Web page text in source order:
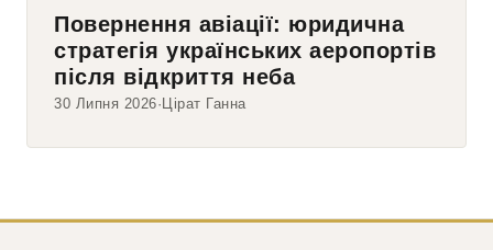
Повернення авіації: юридична
стратегія українських аеропортів
після відкриття неба
30 Липня 2026 Цірат Ганна